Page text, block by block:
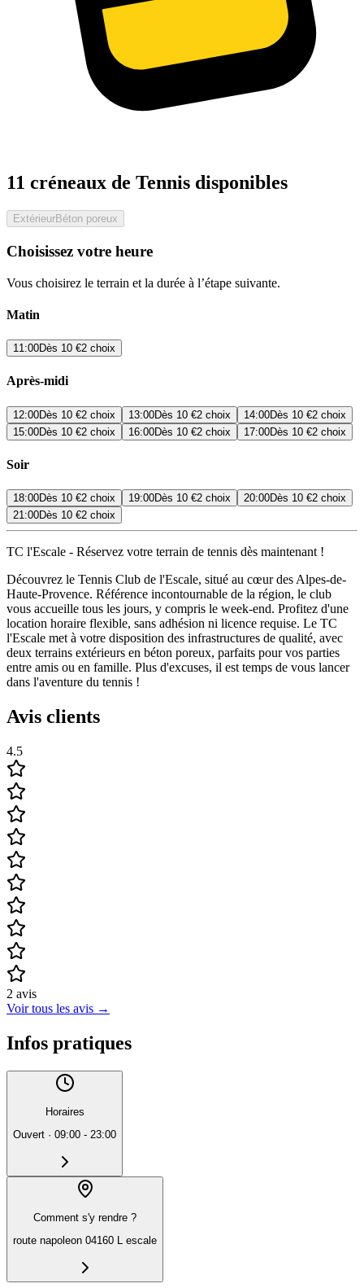
11 créneaux de Tennis disponibles
ExtérieurBéton poreux
Choisissez votre heure
Vous choisirez le terrain et la durée à l’étape suivante.
Matin
11:00Dès 10 €2 choix
Après-midi
12:00Dès 10 €2 choix 13:00Dès 10 €2 choix 14:00Dès 10 €2 choix
15:00Dès 10 €2 choix 16:00Dès 10 €2 choix 17:00Dès 10 €2 choix
Soir
18:00Dès 10 €2 choix 19:00Dès 10 €2 choix 20:00Dès 10 €2 choix
21:00Dès 10 €2 choix
TC l'Escale - Réservez votre terrain de tennis dès maintenant !
Découvrez le Tennis Club de l'Escale, situé au cœur des Alpes-de-
Haute-Provence. Référence incontournable de la région, le club
vous accueille tous les jours, y compris le week-end. Profitez d'une
location horaire flexible, sans adhésion ni licence requise. Le TC
l'Escale met à votre disposition des infrastructures de qualité, avec
deux terrains extérieurs en béton poreux, parfaits pour vos parties
entre amis ou en famille. Plus d'excuses, il est temps de vous lancer
dans l'aventure du tennis !
Avis clients
4.5
2 avis
Voir tous les avis →
Infos pratiques
Horaires
Ouvert · 09:00 - 23:00
Comment s'y rendre ?
route napoleon 04160 L escale